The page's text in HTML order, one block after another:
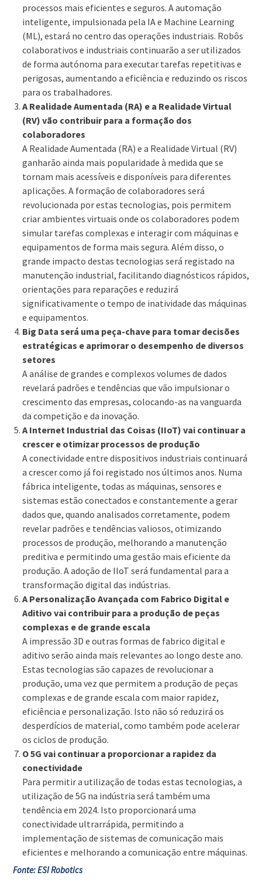
processos mais eficientes e seguros. A automação
inteligente, impulsionada pela IA e Machine Learning
(ML), estará no centro das operações industriais. Robôs
colaborativos e industriais continuarão a ser utilizados
de forma autónoma para executar tarefas repetitivas e
perigosas, aumentando a eficiência e reduzindo os riscos
para os trabalhadores.
A Realidade Aumentada (RA) e a Realidade Virtual
(RV) vão contribuir para a formação dos
colaboradores
A Realidade Aumentada (RA) e a Realidade Virtual (RV)
ganharão ainda mais popularidade à medida que se
tornam mais acessíveis e disponíveis para diferentes
aplicações. A formação de colaboradores será
revolucionada por estas tecnologias, pois permitem
criar ambientes virtuais onde os colaboradores podem
simular tarefas complexas e interagir com máquinas e
equipamentos de forma mais segura. Além disso, o
grande impacto destas tecnologias será registado na
manutenção industrial, facilitando diagnósticos rápidos,
orientações para reparações e reduzirá
significativamente o tempo de inatividade das máquinas
e equipamentos.
Big Data será uma peça-chave para tomar decisões
estratégicas e aprimorar o desempenho de diversos
setores
A análise de grandes e complexos volumes de dados
revelará padrões e tendências que vão impulsionar o
crescimento das empresas, colocando-as na vanguarda
da competição e da inovação.
A Internet Industrial das Coisas (IIoT) vai continuar a
crescer e otimizar processos de produção
A conectividade entre dispositivos industriais continuará
a crescer como já foi registado nos últimos anos. Numa
fábrica inteligente, todas as máquinas, sensores e
sistemas estão conectados e constantemente a gerar
dados que, quando analisados corretamente, podem
revelar padrões e tendências valiosos, otimizando
processos de produção, melhorando a manutenção
preditiva e permitindo uma gestão mais eficiente da
produção. A adoção de IIoT será fundamental para a
transformação digital das indústrias.
A Personalização Avançada com Fabrico Digital e
Aditivo vai contribuir para a produção de peças
complexas e de grande escala
A impressão 3D e outras formas de fabrico digital e
aditivo serão ainda mais relevantes ao longo deste ano.
Estas tecnologias são capazes de revolucionar a
produção, uma vez que permitem a produção de peças
complexas e de grande escala com maior rapidez,
eficiência e personalização. Isto não só reduzirá os
desperdícios de material, como também pode acelerar
os ciclos de produção.
O 5G vai continuar a proporcionar a rapidez da
conectividade
Para permitir a utilização de todas estas tecnologias, a
utilização de 5G na indústria será também uma
tendência em 2024. Isto proporcionará uma
conectividade ultrarrápida, permitindo a
implementação de sistemas de comunicação mais
eficientes e melhorando a comunicação entre máquinas.
Fonte: ESI Robotics